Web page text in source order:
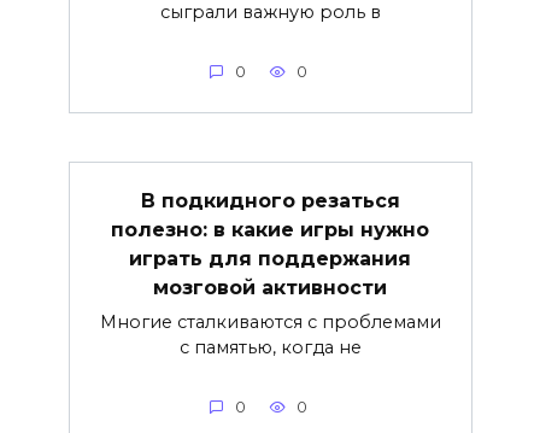
сыграли важную роль в
0 0
В подкидного резаться
полезно: в какие игры нужно
играть для поддержания
мозговой активности
Многие сталкиваются с проблемами
с памятью, когда не
0 0